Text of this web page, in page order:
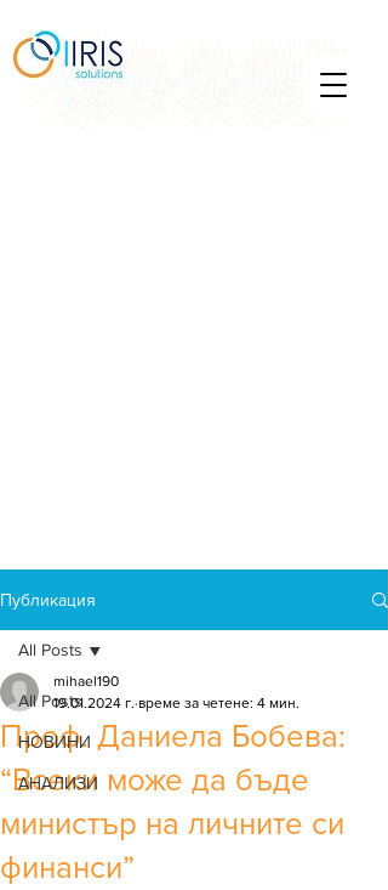
Публикация
All Posts
НОВИНИ
АНАЛИЗИ
All Posts
Проф. Даниела Бобева:
“Всеки може да бъде
министър на личните си
финанси”
mihael190
19.01.2024 г. време за четене: 4 мин.